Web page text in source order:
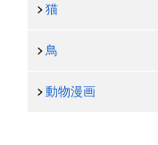
猫
鳥
動物漫画